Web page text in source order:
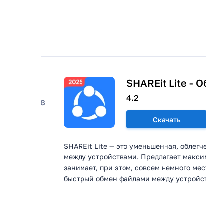
8
SHAREit Lite -
4.2
Скачать
SHAREit Lite — это уменьшенная,
между устройствами. Предлагает
занимает, при этом, совсем немного
быстрый обмен файлами между